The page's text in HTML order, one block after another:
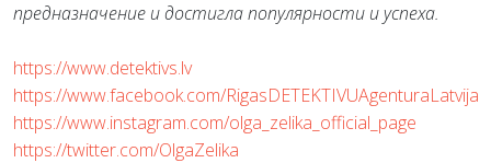
предназначение и достигла популярности и успеха.
https://www.detektivs.lv
https://www.facebook.com/RigasDETEKTIVUAgenturaLatvija
https://www.instagram.com/olga_zelika_official_page
https://twitter.com/OlgaZelika